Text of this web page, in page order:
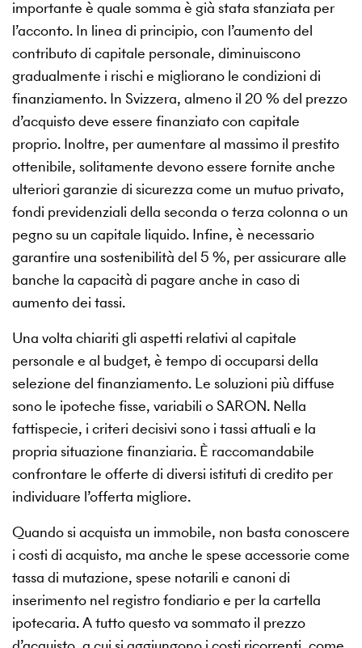
importante è quale somma è già stata stanziata per
l’acconto. In linea di principio, con l’aumento del
contributo di capitale personale, diminuiscono
gradualmente i rischi e migliorano le condizioni di
finanziamento. In Svizzera, almeno il 20 % del prezzo
d’acquisto deve essere finanziato con capitale
proprio. Inoltre, per aumentare al massimo il prestito
ottenibile, solitamente devono essere fornite anche
ulteriori garanzie di sicurezza come un mutuo privato,
fondi previdenziali della seconda o terza colonna o un
pegno su un capitale liquido. Infine, è necessario
garantire una sostenibilità del 5 %, per assicurare alle
banche la capacità di pagare anche in caso di
aumento dei tassi.
Una volta chiariti gli aspetti relativi al capitale
personale e al budget, è tempo di occuparsi della
selezione del finanziamento. Le soluzioni più diffuse
sono le ipoteche fisse, variabili o SARON. Nella
fattispecie, i criteri decisivi sono i tassi attuali e la
propria situazione finanziaria. È raccomandabile
confrontare le offerte di diversi istituti di credito per
individuare l’offerta migliore.
Quando si acquista un immobile, non basta conoscere
i costi di acquisto, ma anche le spese accessorie come
tassa di mutazione, spese notarili e canoni di
inserimento nel registro fondiario e per la cartella
ipotecaria. A tutto questo va sommato il prezzo